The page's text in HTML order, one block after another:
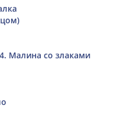
Малина со злаками